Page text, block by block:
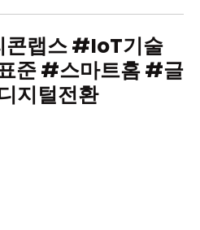
콘랩스 #IoT기술
준 #스마트홈 #글
지털전환